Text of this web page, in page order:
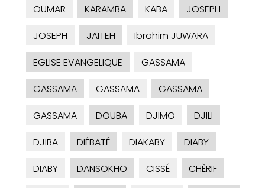
OUMAR
KARAMBA KABA
JOSEPH
JOSEPH
JAITEH
Ibrahim JUWARA
EGLISE EVANGELIQUE
GASSAMA
GASSAMA
GASSAMA
GASSAMA
GASSAMA
DOUBA DJIMO
DJILI
DJIBA
DIÉBATÉ DIAKABY
DIABY
DIABY
DANSOKHO CISSÉ
CHÈRIF